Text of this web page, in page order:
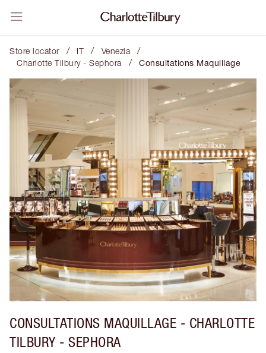
Store locator / IT / Venezia /
Charlotte Tilbury - Sephora / Consultations Maquillage
CONSULTATIONS MAQUILLAGE - CHARLOTTE
TILBURY - SEPHORA